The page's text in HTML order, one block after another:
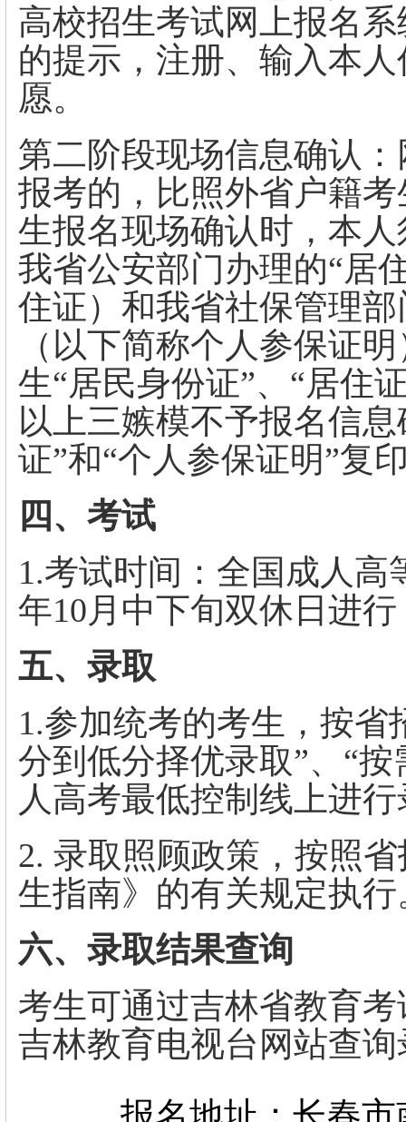
高校招生考试网上报名
的提示，注册、输入本
愿。
第二阶段现场信息确认
报考的，比照外省户籍
生报名现场确认时，本
我省公安部门办理的“居
住证）和我省社保管理
（以下简称个人参保证
生“居民身份证”、“居住
以上三嫉模不予报名信
证”和“个人参保证明”复
四、考试
1.考试时间：全国成人
年10月中下旬双休日进
五、录取
1.参加统考的考生，按省
分到低分择优录取”、“
人高考最低控制线上进
2. 录取照顾政策，按照
生指南》的有关规定执行
六、录取结果查询
考生可通过吉林省教育
吉林教育电视台网站查